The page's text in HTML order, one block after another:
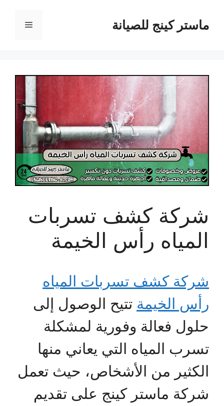
المحتوىماستر كينج للصيانة القائمة
شركة كشف تسربات
المياه رأس الخيمة
شركة كشف تسربات المياه
رأس الخيمة تتيح الوصول إلى
حلول فعالة وفورية لمشكلة
تسرب المياه التي يعاني منها
الكثير من الأشخاص، حيث تعمل
شركة ماستر كينج على تقديم